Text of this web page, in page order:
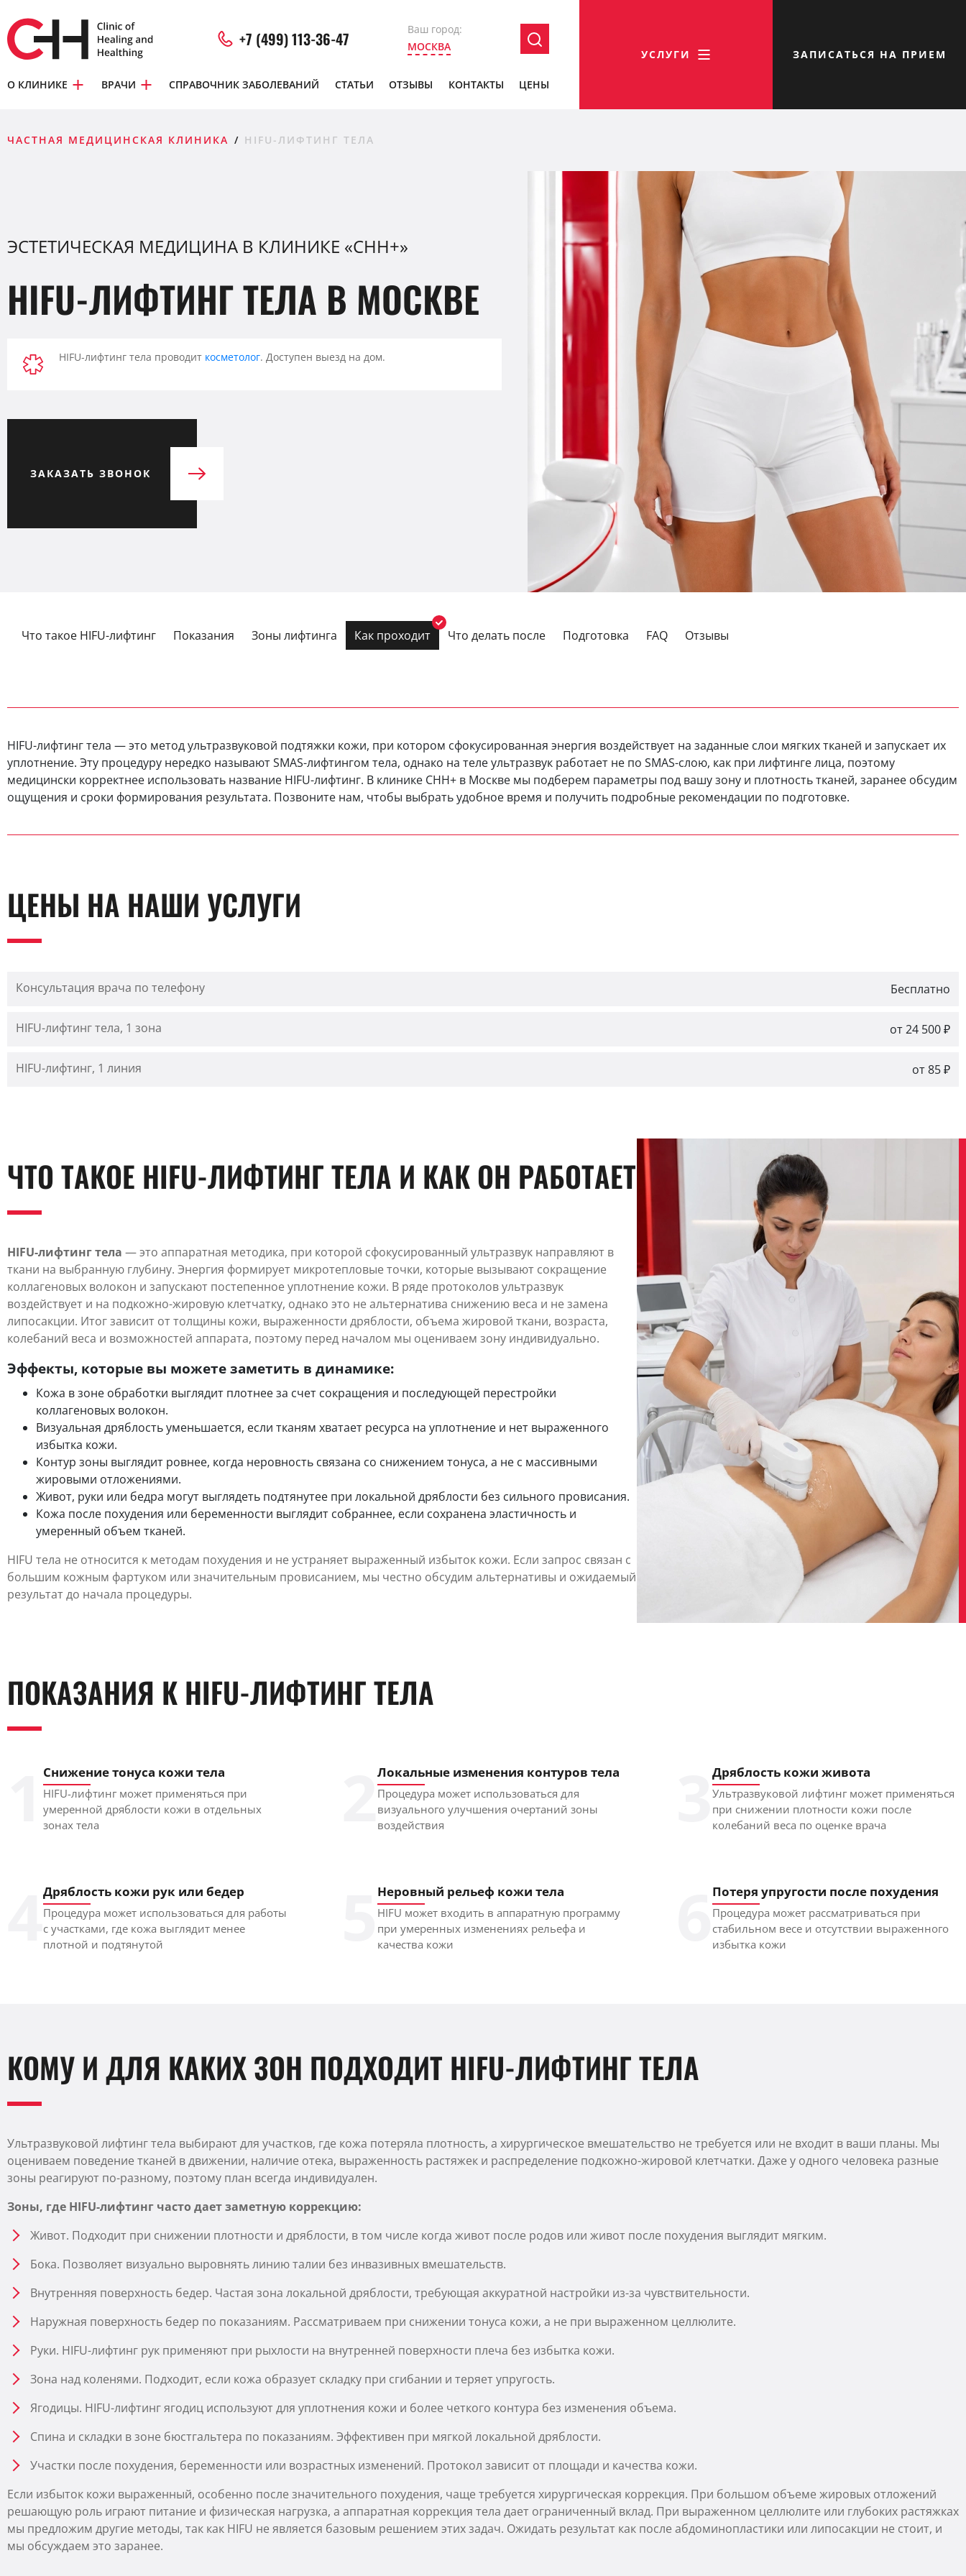
+7 (499) 113-36-47
Ваш город:
МОСКВА
О КЛИНИКЕ ВРАЧИ СПРАВОЧНИК ЗАБОЛЕВАНИЙ СТАТЬИ ОТЗЫВЫ КОНТАКТЫ ЦЕНЫ
УСЛУГИ ЗАПИСАТЬСЯ НА ПРИЕМ
ЧАСТНАЯ МЕДИЦИНСКАЯ КЛИНИКА HIFU-ЛИФТИНГ ТЕЛА
ЭСТЕТИЧЕСКАЯ МЕДИЦИНА В КЛИНИКЕ «CHH+»
HIFU-ЛИФТИНГ ТЕЛА В МОСКВЕ
HIFU-лифтинг тела проводит косметолог. Доступен выезд на дом.
ЗАКАЗАТЬ ЗВОНОК
Что такое HIFU-лифтинг Показания Зоны лифтинга Как проходит Что делать после Подготовка FAQ Отзывы
HIFU-лифтинг тела — это метод ультразвуковой подтяжки кожи, при котором сфокусированная энергия воздействует на заданные слои мягких тканей и запускает их
уплотнение. Эту процедуру нередко называют SMAS-лифтингом тела, однако на теле ультразвук работает не по SMAS-слою, как при лифтинге лица, поэтому
медицински корректнее использовать название HIFU-лифтинг. В клинике CHH+ в Москве мы подберем параметры под вашу зону и плотность тканей, заранее обсудим
ощущения и сроки формирования результата. Позвоните нам, чтобы выбрать удобное время и получить подробные рекомендации по подготовке.
ЦЕНЫ НА НАШИ УСЛУГИ
Консультация врача по телефону Бесплатно
HIFU-лифтинг тела, 1 зона от 24 500 ₽
HIFU-лифтинг, 1 линия от 85 ₽
ЧТО ТАКОЕ HIFU-ЛИФТИНГ ТЕЛА И КАК ОН РАБОТАЕТ
HIFU-лифтинг тела — это аппаратная методика, при которой сфокусированный ультразвук направляют в
ткани на выбранную глубину. Энергия формирует микротепловые точки, которые вызывают сокращение
коллагеновых волокон и запускают постепенное уплотнение кожи. В ряде протоколов ультразвук
воздействует и на подкожно-жировую клетчатку, однако это не альтернатива снижению веса и не замена
липосакции. Итог зависит от толщины кожи, выраженности дряблости, объема жировой ткани, возраста,
колебаний веса и возможностей аппарата, поэтому перед началом мы оцениваем зону индивидуально.
Эффекты, которые вы можете заметить в динамике:
Кожа в зоне обработки выглядит плотнее за счет сокращения и последующей перестройки
коллагеновых волокон.
Визуальная дряблость уменьшается, если тканям хватает ресурса на уплотнение и нет выраженного
избытка кожи.
Контур зоны выглядит ровнее, когда неровность связана со снижением тонуса, а не с массивными
жировыми отложениями.
Живот, руки или бедра могут выглядеть подтянутее при локальной дряблости без сильного провисания.
Кожа после похудения или беременности выглядит собраннее, если сохранена эластичность и
умеренный объем тканей.
HIFU тела не относится к методам похудения и не устраняет выраженный избыток кожи. Если запрос связан с
большим кожным фартуком или значительным провисанием, мы честно обсудим альтернативы и ожидаемый
результат до начала процедуры.
ПОКАЗАНИЯ К HIFU-ЛИФТИНГ ТЕЛА
Снижение тонуса кожи тела
HIFU-лифтинг может применяться при
умеренной дряблости кожи в отдельных
зонах тела
2Локальные изменения контуров тела
Процедура может использоваться для
визуального улучшения очертаний зоны
воздействия
Дряблость кожи живота
Ультразвуковой лифтинг может применяться
при снижении плотности кожи после
колебаний веса по оценке врача
Дряблость кожи рук или бедер
Процедура может использоваться для работы
с участками, где кожа выглядит менее
плотной и подтянутой
5Неровный рельеф кожи тела
HIFU может входить в аппаратную программу
при умеренных изменениях рельефа и
качества кожи
Потеря упругости после похудения
Процедура может рассматриваться при
стабильном весе и отсутствии выраженного
избытка кожи
КОМУ И ДЛЯ КАКИХ ЗОН ПОДХОДИТ HIFU-ЛИФТИНГ ТЕЛА
Ультразвуковой лифтинг тела выбирают для участков, где кожа потеряла плотность, а хирургическое вмешательство не требуется или не входит в ваши планы. Мы
оцениваем поведение тканей в движении, наличие отека, выраженность растяжек и распределение подкожно-жировой клетчатки. Даже у одного человека разные
зоны реагируют по-разному, поэтому план всегда индивидуален.
Зоны, где HIFU-лифтинг часто дает заметную коррекцию:
Живот. Подходит при снижении плотности и дряблости, в том числе когда живот после родов или живот после похудения выглядит мягким.
Бока. Позволяет визуально выровнять линию талии без инвазивных вмешательств.
Внутренняя поверхность бедер. Частая зона локальной дряблости, требующая аккуратной настройки из-за чувствительности.
Наружная поверхность бедер по показаниям. Рассматриваем при снижении тонуса кожи, а не при выраженном целлюлите.
Руки. HIFU-лифтинг рук применяют при рыхлости на внутренней поверхности плеча без избытка кожи.
Зона над коленями. Подходит, если кожа образует складку при сгибании и теряет упругость.
Ягодицы. HIFU-лифтинг ягодиц используют для уплотнения кожи и более четкого контура без изменения объема.
Спина и складки в зоне бюстгальтера по показаниям. Эффективен при мягкой локальной дряблости.
Участки после похудения, беременности или возрастных изменений. Протокол зависит от площади и качества кожи.
Если избыток кожи выраженный, особенно после значительного похудения, чаще требуется хирургическая коррекция. При большом объеме жировых отложений
решающую роль играют питание и физическая нагрузка, а аппаратная коррекция тела дает ограниченный вклад. При выраженном целлюлите или глубоких растяжках
мы предложим другие методы, так как HIFU не является базовым решением этих задач. Ожидать результат как после абдоминопластики или липосакции не стоит, и
мы обсуждаем это заранее.